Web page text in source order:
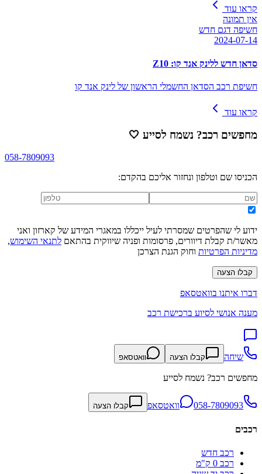
קראו עוד
אין תמונה
חשיפה דגם חדש
2024-07-14
סדאן חדש ללינק אנד קו: Z10
חשיפת רכב הסדאן החשמלי הראשון של לינק אנד קו
קראו עוד
מחפשים רכב? נשמח לסייע 🤍
058-7809093
הכניסו שם וטלפון ונחזור אליכם בהקדם:
ידוע לי שהפרטים שמסרתי לעיל ייכללו במאגרי המידע של קארזון ואני
מאשר/ת קבלת דיוורים, פרסומות ופניה שיווקית בהתאם לתנאי השימוש,
מדיניות הפרטיות וחוק הגנת הצרכן
קבלו הצעה
דברו איתנו בוואטסאפ
מענה אנושי לסיוע ברכישת רכב
שיחה קבלו הצעה וואטסאפ
מחפשים רכב? נשמח לסייע
058-7809093 וואטסאפ קבלו הצעה
רכבים
רכב חדש
רכב 0 ק"מ